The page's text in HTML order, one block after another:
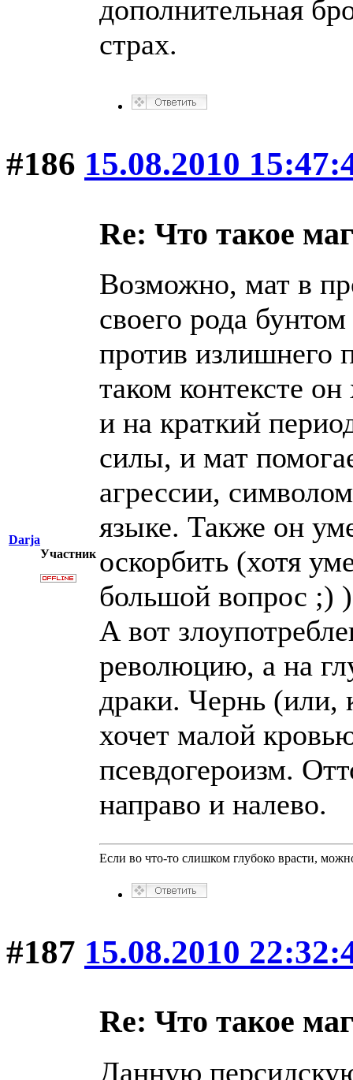
дополнительная
страх.
#186 15.08.2010
Darja
Участник
Re: Что такое
Возможно, мат в
своего рода
против излишнего
таком контексте
и на краткий
силы, и мат
агрессии,
языке. Также он
оскорбить (хотя
большой вопрос ;)
А вот
революцию, а на
драки. Чернь (или,
хочет малой
псевдогероизм.
направо и налево.
Если во что-то слишком глубоко врасти,
#187 15.08.2010
Re: Что такое
Данную